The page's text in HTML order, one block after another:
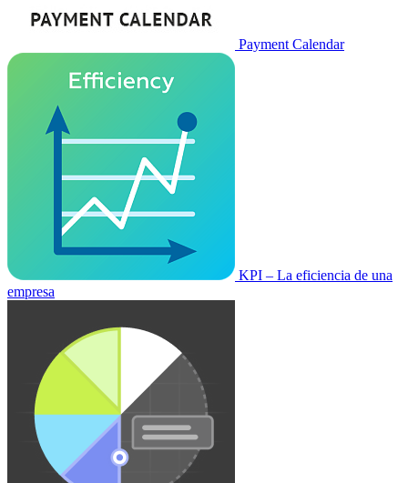
Payment Calendar
KPI – La eficiencia de una
empresa